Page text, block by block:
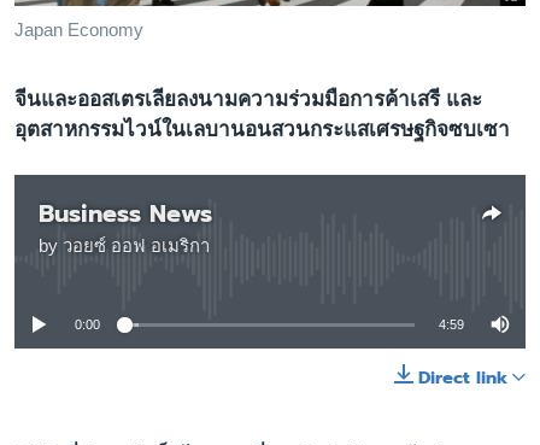
ติดตามเรา
เลือกภาษา
Japan Economy
จีนและออสเตรเลียลงนามความร่วมมือการค้าเสรี และ
อุตสาหกรรมไวน์ในเลบานอนสวนกระแสเศรษฐกิจซบเซา
Business News
by วอยซ์ ออฟ อเมริกา
No media source currently available
0:00 4:59
Direct link